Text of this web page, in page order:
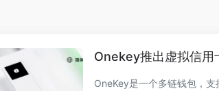
Onekey推出虚拟信用
OneKey是一个多链钱包，